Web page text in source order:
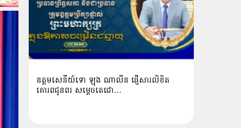
ឧត្ដមសេនីយ៍ទោ ឡុង ណាលីន ផ្ញើសារលិខិត
គោរពជូនពរ សម្ដេចតេជោ…